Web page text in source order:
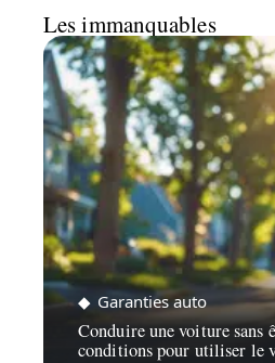
Les immanquables
Garanties auto
Conduire une voiture sans
conditions pour utiliser le